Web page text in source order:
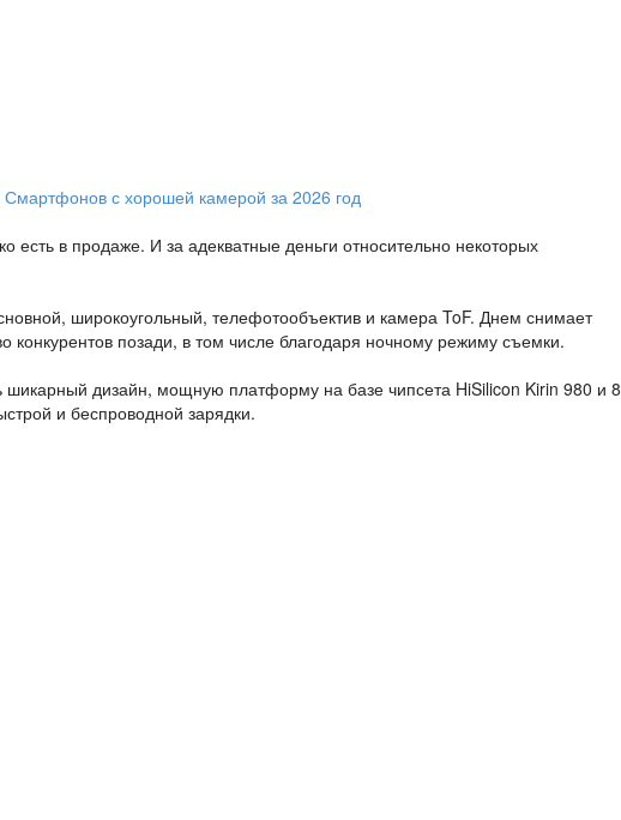
в продаже. И за адекватные деньги относительно некоторых
широкоугольный, телефотообъектив и камера ToF. Днем снимает
конкурентов позади, в том числе благодаря ночному режиму съемки.
дизайн, мощную платформу на базе чипсета HiSilicon Kirin 980 и 8
и беспроводной зарядки.